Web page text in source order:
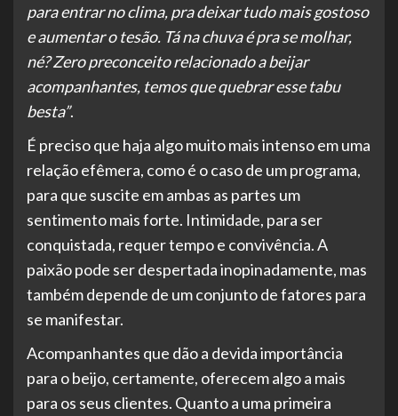
para entrar no clima, pra deixar tudo mais gostoso
e aumentar o tesão. Tá na chuva é pra se molhar,
né? Zero preconceito relacionado a beijar
acompanhantes, temos que quebrar esse tabu
besta”.
É preciso que haja algo muito mais intenso em uma
relação efêmera, como é o caso de um programa,
para que suscite em ambas as partes um
sentimento mais forte. Intimidade, para ser
conquistada, requer tempo e convivência. A
paixão pode ser despertada inopinadamente, mas
também depende de um conjunto de fatores para
se manifestar.
Acompanhantes que dão a devida importância
para o beijo, certamente, oferecem algo a mais
para os seus clientes. Quanto a uma primeira